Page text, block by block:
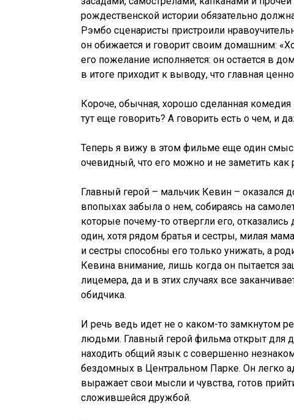
рождественской истории обязательно
Рэмбо сценаристы пристроили
он обижается и говорит своим домашним:
его пожелание исполняется: он остается в
в итоге приходит к выводу, что главная
Короче, обычная, хорошо сделанная
тут еще говорить? А говорить есть о чем, и
Теперь я вижу в этом фильме еще один
очевидный, что его можно и не заметить как
Главный герой – мальчик Кевин – оказался
впопыхах забыла о нем, собираясь на
которые почему-то отвергли его,
один, хотя рядом братья и сестры, милая
и сестры способны его только унижать, а
Кевина внимание, лишь когда он пытается
лицемера, да и в этих случаях все
обидчика.
И речь ведь идет не о каком-то замкнутом
людьми. Главный герой фильма открыт для
находить общий язык с совершенно
бездомных в Центральном Парке. Он легко
выражает свои мысли и чувства, готов
сложившейся дружбой.